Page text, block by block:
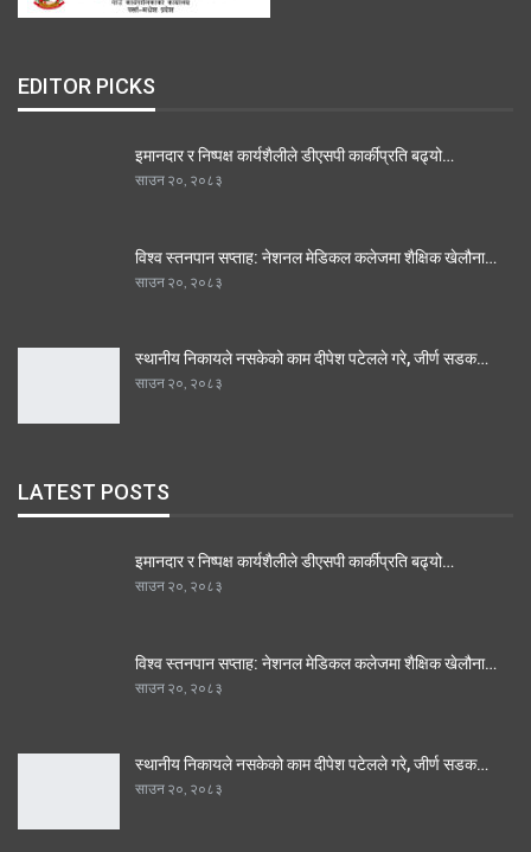
EDITOR PICKS
इमानदार र निष्पक्ष कार्यशैलीले डीएसपी कार्कीप्रति बढ्यो…
साउन २०, २०८३
विश्व स्तनपान सप्ताह: नेशनल मेडिकल कलेजमा शैक्षिक खेलौना…
साउन २०, २०८३
स्थानीय निकायले नसकेको काम दीपेश पटेलले गरे, जीर्ण सडक…
साउन २०, २०८३
LATEST POSTS
इमानदार र निष्पक्ष कार्यशैलीले डीएसपी कार्कीप्रति बढ्यो…
साउन २०, २०८३
विश्व स्तनपान सप्ताह: नेशनल मेडिकल कलेजमा शैक्षिक खेलौना…
साउन २०, २०८३
स्थानीय निकायले नसकेको काम दीपेश पटेलले गरे, जीर्ण सडक…
साउन २०, २०८३